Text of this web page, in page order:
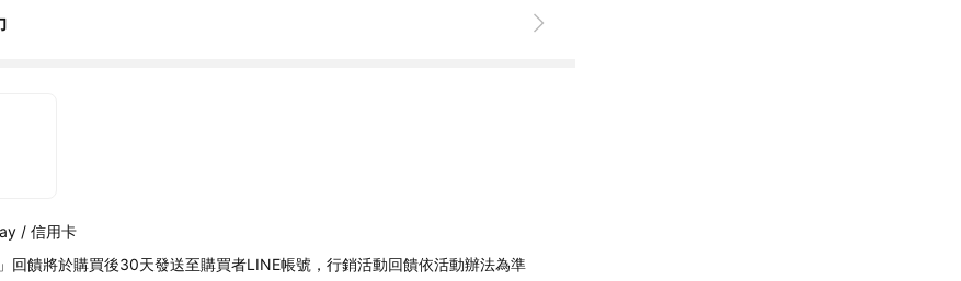
/ 信用卡
」回饋將於購買後30天發送至購買者LINE帳號，行銷活動回饋依活動辦法為準